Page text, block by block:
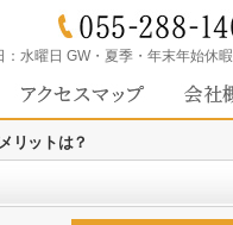
水曜日 GW・夏季・年末年始休暇
リットは？